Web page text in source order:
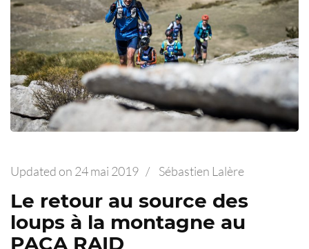
Updated on 24 mai 2019 / Sébastien Lalère
Le retour au source des
loups à la montagne au
PACA RAID